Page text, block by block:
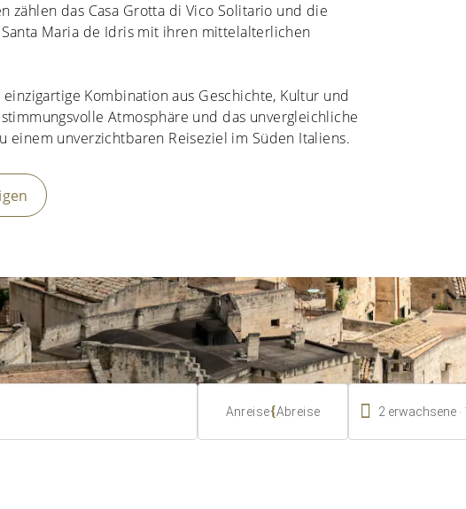
zählen das Casa Grotta di Vico Solitario und die
Maria de Idris mit ihren mittelalterlichen
Kombination aus Geschichte, Kultur und
Atmosphäre und das unvergleichliche
einem unverzichtbaren Reiseziel im Süden Italiens.
Anreise{Abreise  2 erwachsene